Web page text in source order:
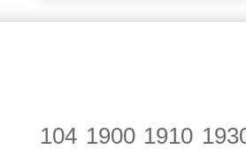
104 1900 1910